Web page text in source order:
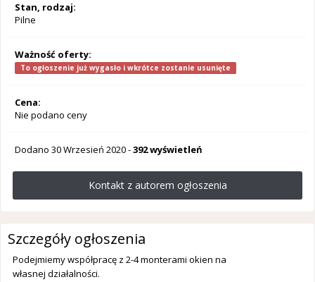
Stan, rodzaj:
Pilne
Ważność oferty:
To ogłoszenie już wygasło i wkrótce zostanie usunięte
Cena:
Nie podano ceny
Dodano 30 Wrzesień 2020-392 wyświetleń
Kontakt z autorem ogłoszenia
Szczegóły ogłoszenia
Podejmiemy współpracę z 2-4 monterami okien na
własnej działalności.